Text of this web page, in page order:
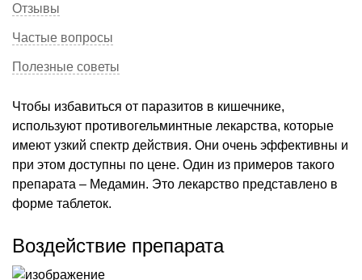
Отзывы
Частые вопросы
Полезные советы
Чтобы избавиться от паразитов в кишечнике,
используют противогельминтные лекарства, которые
имеют узкий спектр действия. Они очень эффективны и
при этом доступны по цене. Один из примеров такого
препарата – Медамин. Это лекарство представлено в
форме таблеток.
Воздействие препарата